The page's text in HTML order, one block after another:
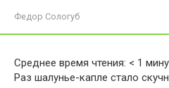
Федор Сологуб
Среднее время чтения: < 1
Раз шалунье-капле стало